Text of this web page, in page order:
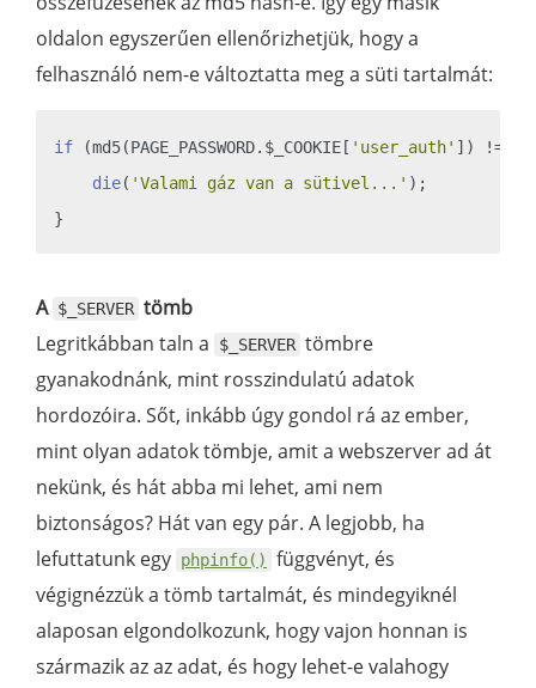
oldalon egyszerűen ellenőrizhetjük, hogy a
felhasználó nem-e változtatta meg a süti tartalmát:
if (md5(PAGE_PASSWORD.$_COOKIE[ 'user_auth' ]) !==
die( 'Valami gáz van a sütivel...' );
A $_SERVER tömb
Legritkábban taln a
$_SERVER tömbre
gyanakodnánk, mint rosszindulatú adatok
hordozóira. Sőt, inkább úgy gondol rá az ember,
mint olyan adatok tömbje, amit a webszerver ad át
nekünk, és hát abba mi lehet, ami nem
biztonságos? Hát van egy pár. A legjobb, ha
lefuttatunk egy phpinfo()
függvényt, és
végignézzük a tömb tartalmát, és mindegyiknél
alaposan elgondolkozunk, hogy vajon honnan is
származik az az adat, és hogy lehet-e valahogy